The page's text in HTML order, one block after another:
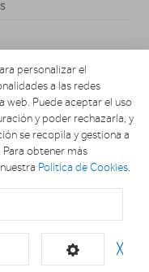
personalizar el
a las redes
web. Puede aceptar el uso
y poder rechazarla, y
se recopila y gestiona a
obtener más
Política de Cookies.
╳